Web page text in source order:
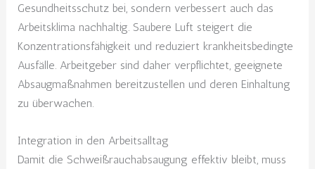
Gesundheitsschutz bei, sondern verbessert auch das
Arbeitsklima nachhaltig. Saubere Luft steigert die
Konzentrationsfähigkeit und reduziert krankheitsbedingte
Ausfälle. Arbeitgeber sind daher verpflichtet, geeignete
Absaugmaßnahmen bereitzustellen und deren Einhaltung
zu überwachen.
Integration in den Arbeitsalltag
Damit die Schweißrauchabsaugung effektiv bleibt, muss